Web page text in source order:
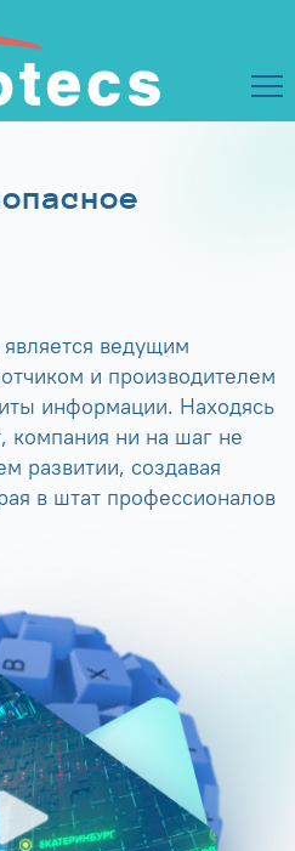
ведущим
и производителем
информации. Находясь
компания ни на шаг не
развитии, создавая
в штат профессионалов